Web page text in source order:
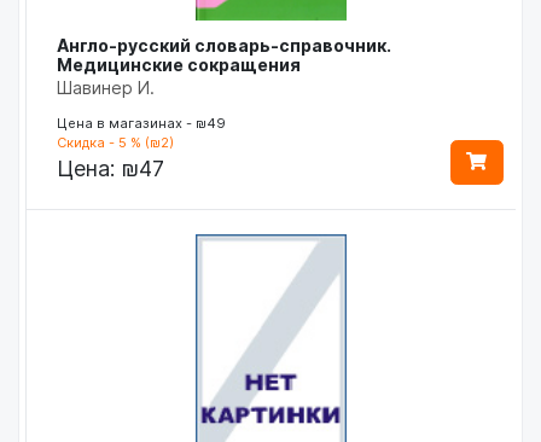
Англо-русский словарь-справочник.
Медицинские сокращения
Шавинер И.
Цена в магазинах - ₪49
Скидка - 5 % (₪2)
Цена: ₪47